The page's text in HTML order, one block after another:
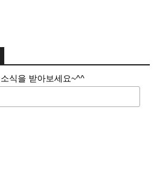
식을 받아보세요~^^